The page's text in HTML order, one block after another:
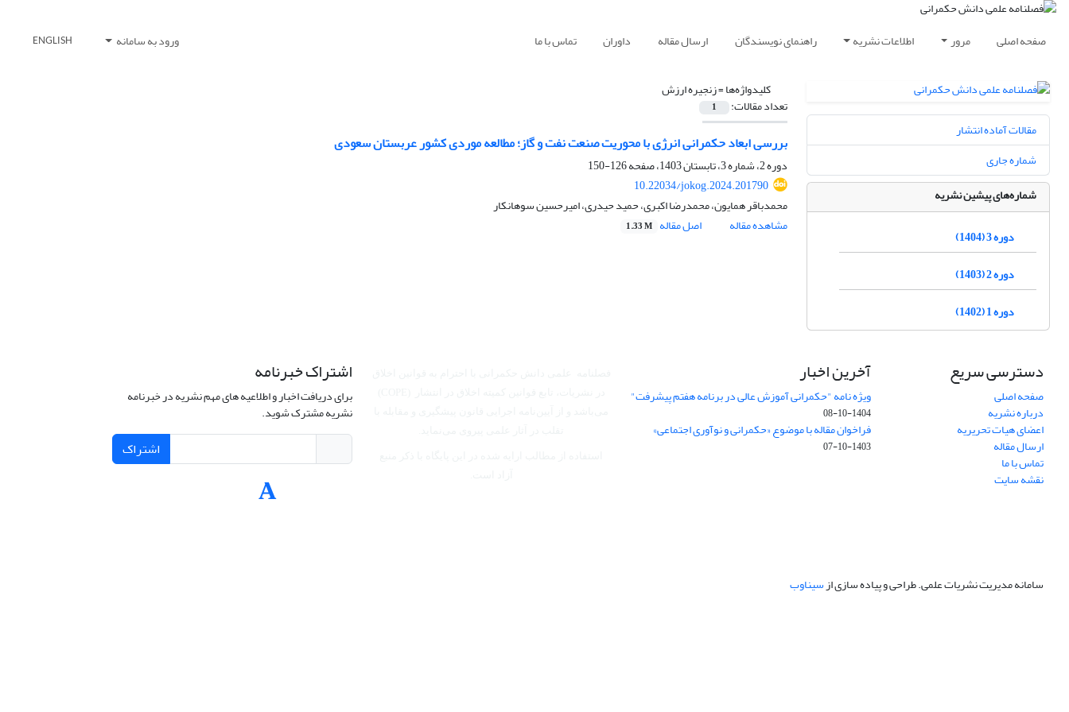
صفحه اصلی مرور اطلاعات نشریه راهنمای نویسندگان ارسال مقاله داوران تماس با ما ورود به سامانه ENGLISH
کلیدواژه‌ها =زنجیره ارزش
تعداد مقالات: 1
بررسی ابعاد حکمرانی انرژی با محوریت صنعت نفت و گاز؛ مطالعه موردی کشور عربستان سعودی
دوره 2، شماره 3، تابستان 1403، صفحه
126-150
10.22034/jokog.2024.201790
محمدباقر همایون، محمدرضا اکبری، حمید حیدری، امیرحسین سوهانکار
مشاهده مقاله
اصل مقاله 1.33 M
مقالات آماده انتشار
شماره جاری
شماره‌های پیشین نشریه
دوره 3 (1404)
دوره 2 (1403)
دوره 1 (1402)
دسترسی سریع
صفحه اصلی
درباره نشریه
اعضای هیات تحریریه
ارسال مقاله
تماس با ما
نقشه سایت
آخرین اخبار
ویژه نامه "حکمرانی آموزش عالی در برنامه هفتم پیشرفت"
1404-10-08
فراخوان مقاله با موضوع «حکمرانی و نوآوری اجتماعی»
1403-10-07
اشتراک خبرنامه
برای دریافت اخبار و اطلاعیه های مهم نشریه در خبرنامه
نشریه مشترک شوید.
اشتراک
سامانه مدیریت نشریات علمی.طراحی و پیاده سازی ازسیناوب